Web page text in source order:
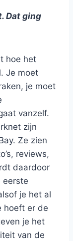
Dat ging
hoe het
Je moet
je moet
vanzelf.
zijn
Ze zien
reviews,
daardoor
eerste
je het al
hoeft er de
je het
van de